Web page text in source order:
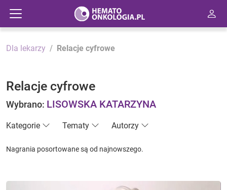
Dla lekarzy Relacje cyfrowe
Relacje cyfrowe
Wybrano: LISOWSKA KATARZYNA
Kategorie Tematy Autorzy
Nagrania posortowane są od najnowszego.